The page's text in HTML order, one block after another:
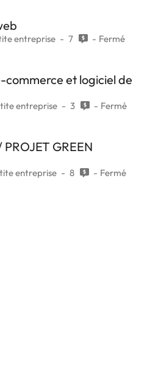
entreprise 7 Fermé
et logiciel de
entreprise 3 Fermé
GREEN
entreprise 8 Fermé